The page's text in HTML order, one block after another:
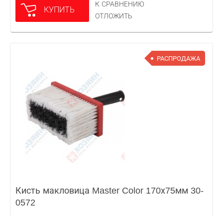
КУПИТЬ
К СРАВНЕНИЮ
ОТЛОЖИТЬ
РАСПРОДАЖА
Кисть макловица Master Color 170х75мм 30-
0572